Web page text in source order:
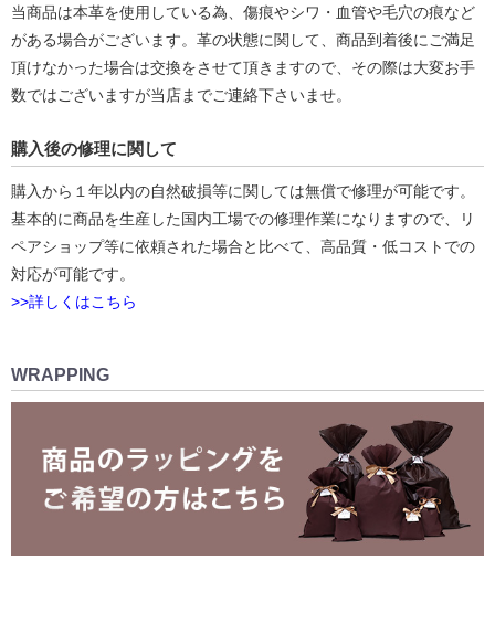
当商品は本革を使用している為、傷痕やシワ・血管や毛穴の痕など
がある場合がございます。革の状態に関して、商品到着後にご満足
頂けなかった場合は交換をさせて頂きますので、その際は大変お手
数ではございますが当店までご連絡下さいませ。
購入後の修理に関して
購入から１年以内の自然破損等に関しては無償で修理が可能です。
基本的に商品を生産した国内工場での修理作業になりますので、リ
ペアショップ等に依頼された場合と比べて、高品質・低コストでの
対応が可能です。
>>詳しくはこちら
WRAPPING